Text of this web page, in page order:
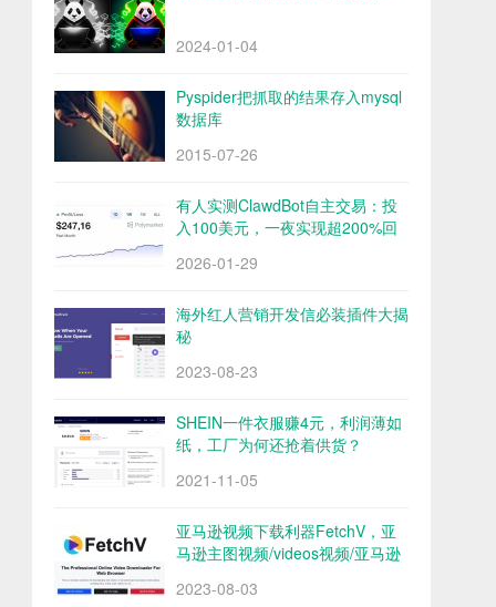
2024-01-04
Pyspider把抓取的结果存入mysql
数据库
2015-07-26
有人实测ClawdBot自主交易：投
入100美元，一夜实现超200%回
2026-01-29
海外红人营销开发信必装插件大揭
秘
2023-08-23
SHEIN一件衣服赚4元，利润薄如
纸，工厂为何还抢着供货？
2021-11-05
亚马逊视频下载利器FetchV，亚
马逊主图视频/videos视频/亚马逊
2023-08-03